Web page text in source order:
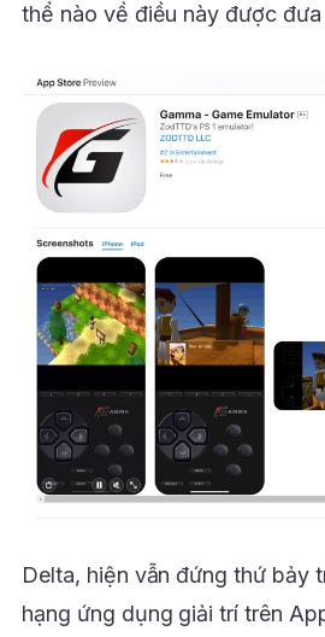
thể nào về điều này được đưa
Delta, hiện vẫn đứng thứ bảy
hạng ứng dụng giải trí trên